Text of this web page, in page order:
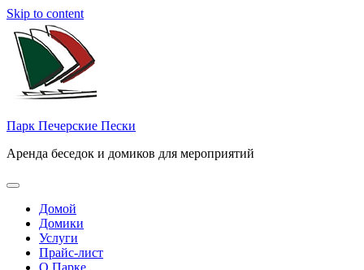
Skip to content
Парк Печерские Пески
Аренда беседок и домиков для мероприятий
Домой
Домики
Услуги
Прайс-лист
О Парке